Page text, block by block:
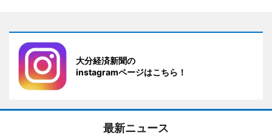
大分経済新聞の
instagramページはこちら！
最新ニュース